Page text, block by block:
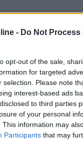
- Do Not
opt-out of the sale,
for targeted
selection. Please note
interest-based ads
to third parties
of your personal
This information may
Participants that may
dal centro
- 3.8km
Campiglione, 110